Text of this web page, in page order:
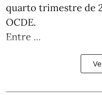
quarto trimestre de
OCDE.
Entre ...